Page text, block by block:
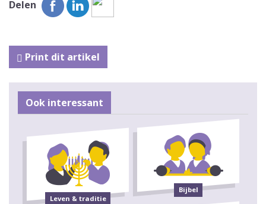
Delen
Print dit artikel
Ook interessant
Leven & traditie
Bijbel